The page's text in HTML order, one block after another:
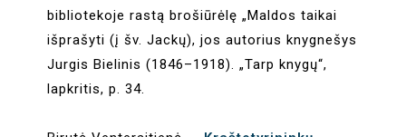
bibliotekoje rastą brošiūrėlę „Maldos taikai
išprašyti (į šv. Jackų), jos autorius knygnešys
Jurgis Bielinis (1846–1918). „Tarp knygų“,
lapkritis, p. 34.